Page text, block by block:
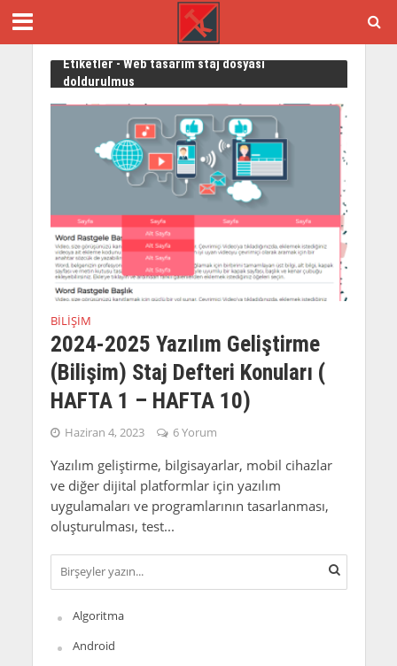
Etiketler - Web tasarım staj dosyası
doldurulmuş
BILIŞIM
2024-2025 Yazılım Geliştirme
(Bilişim) Staj Defteri Konuları (
HAFTA 1 – HAFTA 10)
Haziran 4, 2023 6 Yorum
Yazılım geliştirme, bilgisayarlar, mobil cihazlar
ve diğer dijital platformlar için yazılım
uygulamaları ve programlarının tasarlanması,
oluşturulması, test...
Algoritma
Android